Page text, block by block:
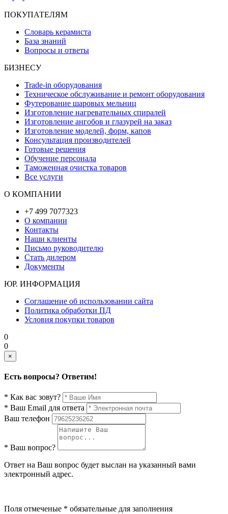
ПОКУПАТЕЛЯМ
Словарь керамиста
База знаний
Вопросы и ответы
БИЗНЕСУ
Trade-in оборудования
Техническое обслуживание и ремонт оборудования
Футерование шаровых мельниц
Изготовление нагревательных спиралей
Изготовление ангобов и глазурей на заказ
Изготовление моделей, форм, капов
Консультация производителей
Готовые решения
Обучение персонала
Таможенная очистка товаров
Все услуги
О КОМПАНИИ
+7 499 7077323
О компании
Контакты
Наши клиенты
Письмо руководителю
Стать дилером
Документы
ЮР. ИНФОРМАЦИЯ
Соглашение об использовании сайта
Политика обработки ПД
Условия покупки товаров
0
0
×
Есть вопросы? Ответим!
* Как вас зовут?
* Ваш Email для ответа
Ваш телефон
* Ваш вопрос?
Ответ на Ваш вопрос будет выслан на указанный вами
электронный адрес.
Поля отмеченые * обязательные для заполнения